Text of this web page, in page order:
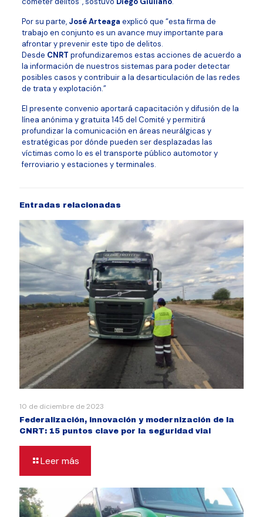
Por su parte, José Arteaga explicó que “esta firma de
trabajo en conjunto es un avance muy importante para
afrontar y prevenir este tipo de delitos.
Desde CNRT profundizaremos estas acciones de acuerdo a
la información de nuestros sistemas para poder detectar
posibles casos y contribuir a la desarticulación de las redes
de trata y explotación.”
El presente convenio aportará capacitación y difusión de la
línea anónima y gratuita 145 del Comité y permitirá
profundizar la comunicación en áreas neurálgicas y
estratégicas por dónde pueden ser desplazadas las
víctimas como lo es el transporte público automotor y
ferroviario y estaciones y terminales.
Entradas relacionadas
10 de diciembre de 2023
Federalización, innovación y modernización de la
CNRT: 15 puntos clave por la seguridad vial
Leer más